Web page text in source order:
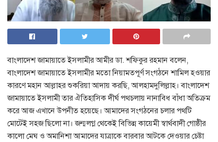
বাংলাদেশ জামায়াতে ইসলামীর আমীর ডা. শফিকুর রহমান বলেন,
বাংলাদেশ জামায়াতে ইসলামীর মতো নিয়ামতপূর্ণ সংগঠনে শামিল হওয়ার
কারণে মহান আল্লাহর শুকরিয়া আদায় করছি, আলহামদুলিল্লাহ। বাংলাদেশ
জামায়াতে ইসলামী তার ঐতিহাসিক দীর্ঘ পথচলায় নানাবিধ বাঁধা অতিক্রম
করে আজ এখানে উপনীত হয়েছে। আমাদের সংগঠনের চলার পথটি
মোটেই সহজ ছিলো না। জন্মলগ্ন থেকেই বিভিন্ন কায়েমী স্বার্থবাদী গোষ্ঠীর
কালো মেঘ ও অমানিশা আমাদের যাত্রাকে বারবার আটকে দেওয়ার চেষ্টা